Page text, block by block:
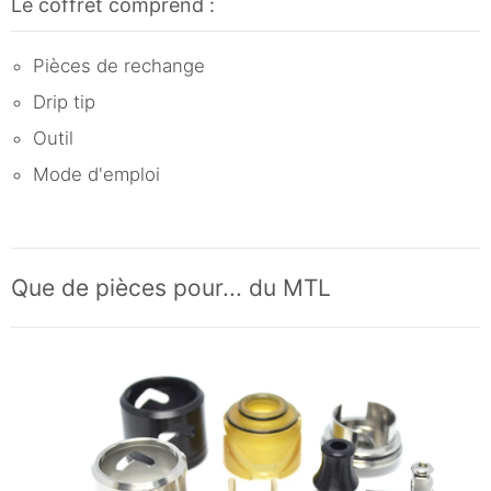
Le coffret comprend :
Pièces de rechange
Drip tip
Outil
Mode d'emploi
Que de pièces pour... du MTL